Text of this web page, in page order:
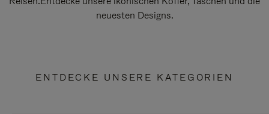
neuesten Designs.
ENTDECKE UNSERE KATEGORIEN